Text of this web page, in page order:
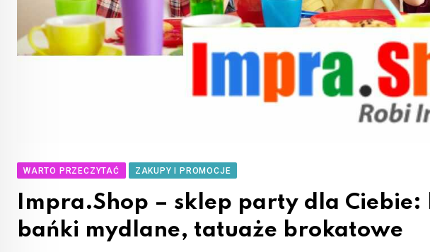
WARTO PRZECZYTAĆ ZAKUPY I PROMOCJE
Impra.Shop – sklep party dla
bańki mydlane, tatuaże brokatowe